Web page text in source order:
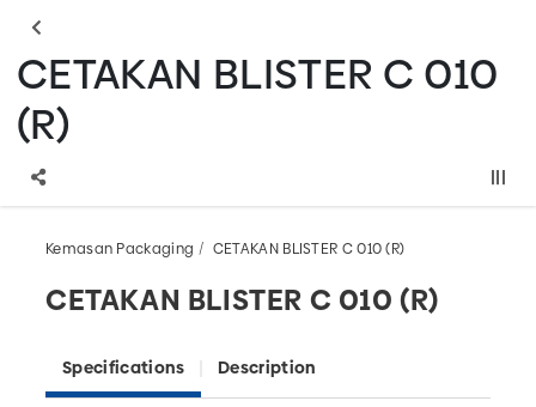
CETAKAN BLISTER C 010
(R)
Kemasan Packaging CETAKAN BLISTER C 010 (R)
CETAKAN BLISTER C 010 (R)
Specifications Description